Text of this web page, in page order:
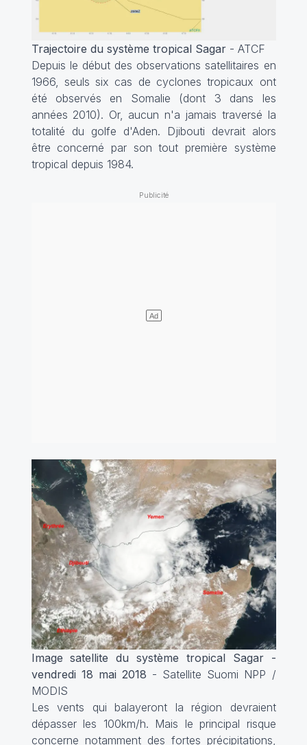
Trajectoire du système tropical Sagar- ATCF
Depuis le début des observations satellitaires en
1966, seuls six cas de cyclones tropicaux ont
été observés en Somalie (dont 3 dans les
années 2010). Or, aucun n'a jamais traversé la
totalité du golfe d'Aden. Djibouti devrait alors
être concerné par son tout première système
tropical depuis 1984.
Image satellite du système tropical Sagar -
vendredi 18 mai 2018 - Satellite Suomi NPP /
MODIS
Les vents qui balayeront la région devraient
dépasser les 100km/h. Mais le principal risque
concerne notamment des fortes précipitations,